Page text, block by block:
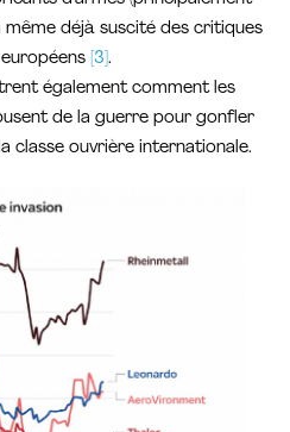
déjà suscité des critiques
[3] .
également comment les
de la guerre pour gonfler
classe ouvrière internationale.